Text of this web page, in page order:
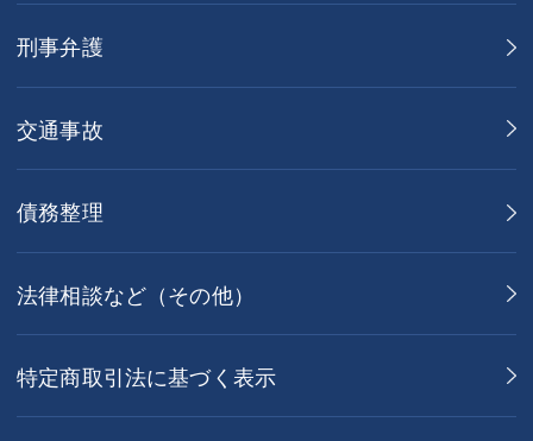
刑事弁護
交通事故
債務整理
法律相談など（その他）
特定商取引法に基づく表示